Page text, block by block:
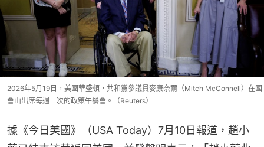
2026年5月19日，美國華盛頓，共和黨參議員麥康奈爾（Mitch McConnell）在國
會山出席每週一次的政策午餐會。（Reuters）
據《今日美國》（USA Today）7月10日報道，趙小